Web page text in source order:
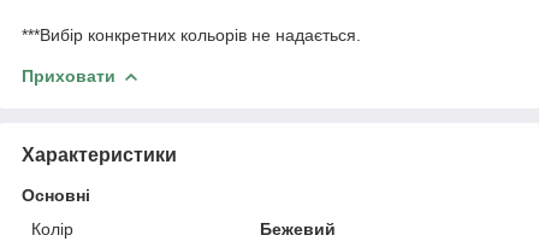
***Вибір конкретних кольорів не надається.
Приховати
Характеристики
Основні
Колір
Бежевий